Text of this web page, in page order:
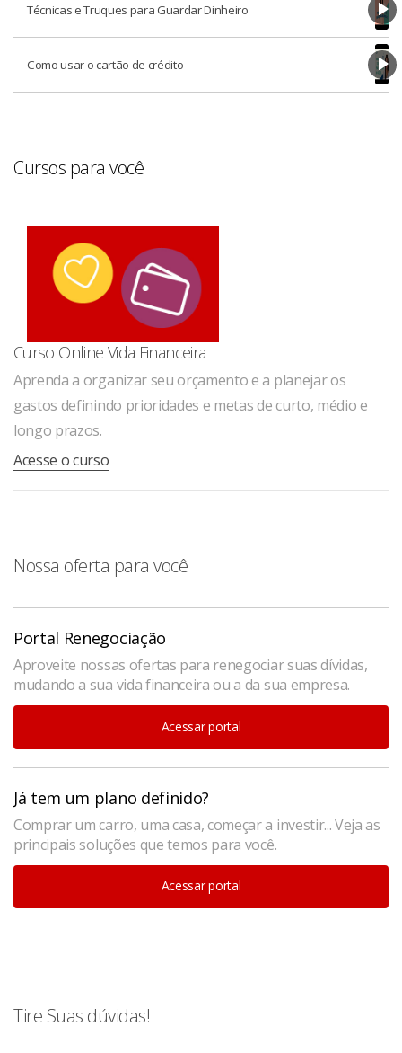
Técnicas e Truques para Guardar Dinheiro
Como usar o cartão de crédito
Cursos para você
Curso Online Vida Financeira
Aprenda a organizar seu orçamento e a planejar os
gastos definindo prioridades e metas de curto, médio e
longo prazos.
Acesse o curso
Nossa oferta para você
Portal Renegociação
Aproveite nossas ofertas para renegociar suas dívidas,
mudando a sua vida financeira ou a da sua empresa.
Acessar portal
Já tem um plano definido?
Comprar um carro, uma casa, começar a investir... Veja as
principais soluções que temos para você.
Acessar portal
Tire Suas dúvidas!